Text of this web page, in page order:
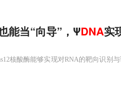
能当“向导”，ΨDNA实
核酸酶能够实现对RNA的靶向识别